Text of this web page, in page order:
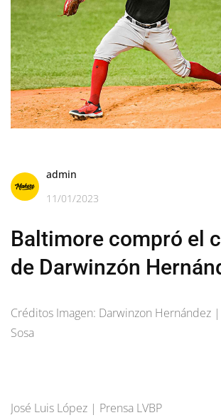
admin
11/01/2023
Baltimore compró el
de Darwinzón
Créditos Imagen: Darwinzon Hernández
Sosa
José Luis López | Prensa LVBP